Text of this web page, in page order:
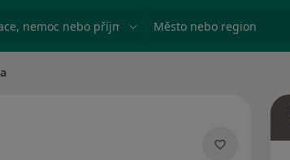
nemoc nebo příjmení Město nebo region